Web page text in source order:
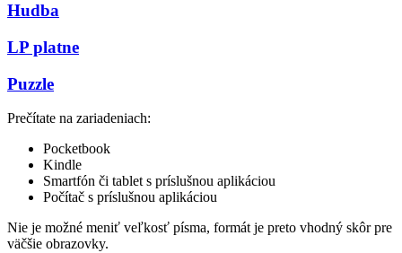
Hudba
LP platne
Puzzle
Prečítate na zariadeniach:
Pocketbook
Kindle
Smartfón či tablet s príslušnou aplikáciou
Počítač s príslušnou aplikáciou
Nie je možné meniť veľkosť písma, formát je preto vhodný skôr pre
väčšie obrazovky.